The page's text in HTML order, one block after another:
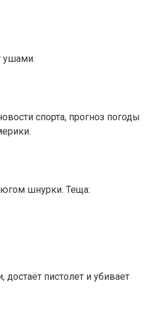
ушами.
спорта, прогноз погоды
шнурки. Теща:
пистолет и убивает